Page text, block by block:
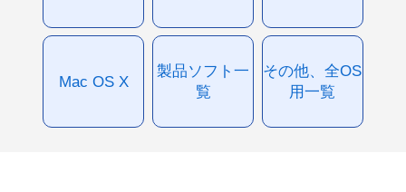
Mac OS X
製品ソフト一
覧
その他、全OS
用一覧